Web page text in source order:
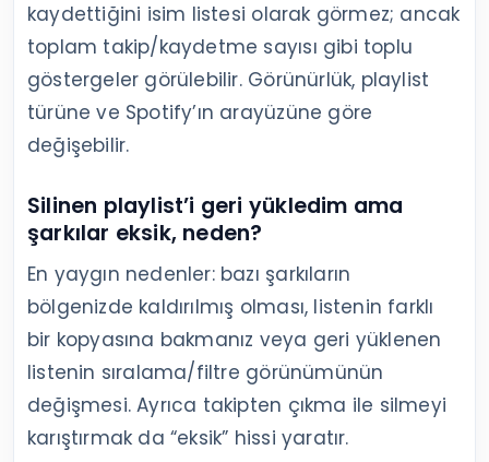
kaydettiğini isim listesi olarak görmez; ancak
toplam takip/kaydetme sayısı gibi toplu
göstergeler görülebilir. Görünürlük, playlist
türüne ve Spotify’ın arayüzüne göre
değişebilir.
Silinen playlist’i geri yükledim ama
şarkılar eksik, neden?
En yaygın nedenler: bazı şarkıların
bölgenizde kaldırılmış olması, listenin farklı
bir kopyasına bakmanız veya geri yüklenen
listenin sıralama/filtre görünümünün
değişmesi. Ayrıca takipten çıkma ile silmeyi
karıştırmak da “eksik” hissi yaratır.